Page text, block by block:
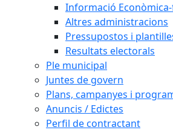
Informació
Altres administracions
Pressupostos i
Resultats electorals
Ple municipal
Juntes de govern
Plans, campanyes i
Anuncis / Edictes
Perfil de contractant